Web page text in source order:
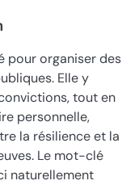
pour organiser des
Elle y
tout en
personnelle,
la résilience et la
Le mot-clé
naturellement